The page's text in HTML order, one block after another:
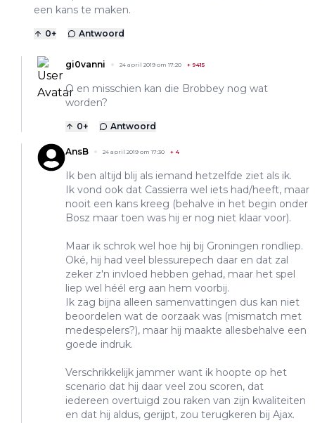
een kans te maken.
0+ Antwoord
gi0vanni 24 april 2019 om 17:20 + 9415
O en misschien kan die Brobbey nog wat
worden?
0+ Antwoord
AnsB 24 april 2019 om 17:30 + 4
Ik ben altijd blij als iemand hetzelfde ziet als ik.
Ik vond ook dat Cassierra wel iets had/heeft, maar
nooit een kans kreeg (behalve in het begin onder
Bosz maar toen was hij er nog niet klaar voor).
Maar ik schrok wel hoe hij bij Groningen rondliep.
Oké, hij had veel blessurepech daar en dat zal
zeker z'n invloed hebben gehad, maar het spel
liep wel héél erg aan hem voorbij.
Ik zag bijna alleen samenvattingen dus kan niet
beoordelen wat de oorzaak was (mismatch met
medespelers?), maar hij maakte allesbehalve een
goede indruk.
Verschrikkelijk jammer want ik hoopte op het
scenario dat hij daar veel zou scoren, dat
iedereen overtuigd zou raken van zijn kwaliteiten
en dat hij aldus, gerijpt, zou terugkeren bij Ajax.